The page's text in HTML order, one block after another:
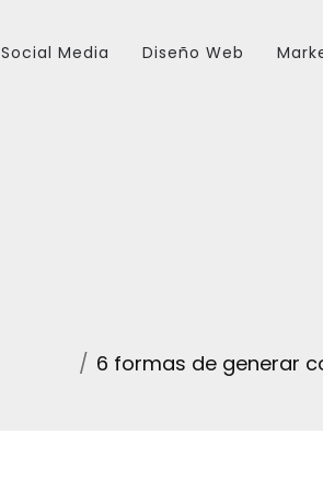
Social Media Diseño Web
6 formas de generar